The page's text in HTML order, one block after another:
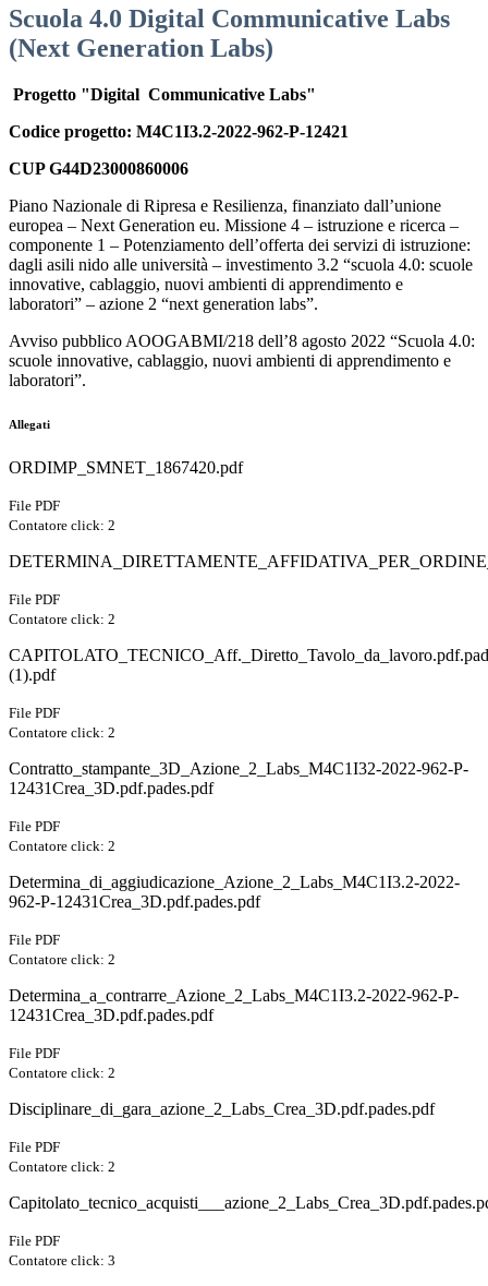
Scuola 4.0 Digital Communicative Labs
(Next Generation Labs)
Progetto "Digital Communicative Labs"
Codice progetto: M4C1I3.2-2022-962-P-12421
CUP G44D23000860006
Piano Nazionale di Ripresa e Resilienza, finanziato dall’unione
europea – Next Generation eu. Missione 4 – istruzione e ricerca –
componente 1 – Potenziamento dell’offerta dei servizi di istruzione:
dagli asili nido alle università – investimento 3.2 “scuola 4.0: scuole
innovative, cablaggio, nuovi ambienti di apprendimento e
laboratori” – azione 2 “next generation labs”.
Avviso pubblico AOOGABMI/218 dell’8 agosto 2022 “Scuola 4.0:
scuole innovative, cablaggio, nuovi ambienti di apprendimento e
laboratori”.
Allegati
ORDIMP_SMNET_1867420.pdf
File PDF
Contatore click: 2
File PDF
Contatore click: 2
(1).pdf
File PDF
Contatore click: 2
Contratto_stampante_3D_Azione_2_Labs_M4C1I32-2022-962-P-
12431Crea_3D.pdf.pades.pdf
File PDF
Contatore click: 2
Determina_di_aggiudicazione_Azione_2_Labs_M4C1I3.2-2022-
962-P-12431Crea_3D.pdf.pades.pdf
File PDF
Contatore click: 2
Determina_a_contrarre_Azione_2_Labs_M4C1I3.2-2022-962-P-
12431Crea_3D.pdf.pades.pdf
File PDF
Contatore click: 2
Disciplinare_di_gara_azione_2_Labs_Crea_3D.pdf.pades.pdf
File PDF
Contatore click: 2
File PDF
Contatore click: 3